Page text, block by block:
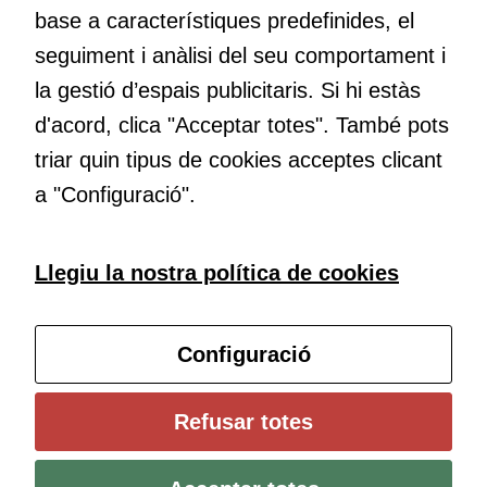
Educació
transformació. Volem contribuir a millorar-la impulsant
metodologies docents actives i ambients d’aprenentatge
dinàmics.
Subscriu-te al butlletí
Configura les cookies
Universitat de Girona
Política de cookies
Avís legal i protecció de dades Contacte
base a característiques predefinides, el
seguiment i anàlisi del seu comportament i
la gestió d’espais publicitaris. Si hi estàs
d'acord, clica "Acceptar totes". També pots
triar quin tipus de cookies acceptes clicant
a "Configuració".
Llegiu la nostra política de cookies
Configuració
Refusar totes